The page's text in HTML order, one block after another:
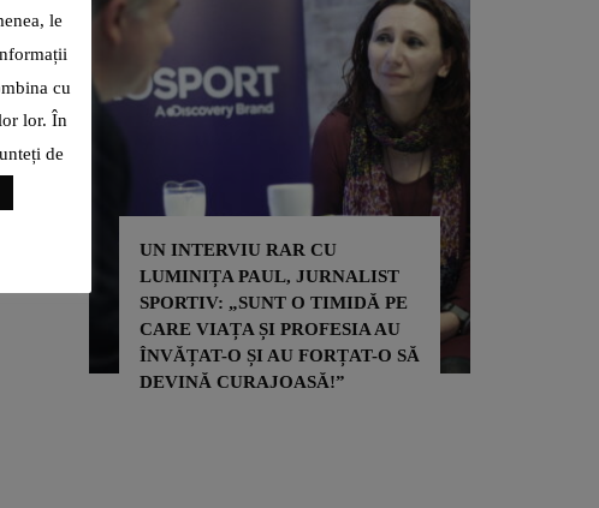
UN INTERVIU RAR CU
LUMINIȚA PAUL, JURNALIST
SPORTIV: „SUNT O TIMIDĂ PE
CARE VIAȚA ȘI PROFESIA AU
ÎNVĂȚAT-O ȘI AU FORȚAT-O SĂ
DEVINĂ CURAJOASĂ!”
le
cu
lor. În
de